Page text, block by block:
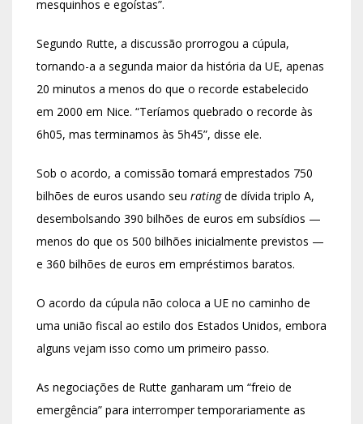
mesquinhos e egoístas”.
Segundo Rutte, a discussão prorrogou a cúpula,
tornando-a a segunda maior da história da UE, apenas
20 minutos a menos do que o recorde estabelecido
em 2000 em Nice. “Teríamos quebrado o recorde às
6h05, mas terminamos às 5h45”, disse ele.
Sob o acordo, a comissão tomará emprestados 750
bilhões de euros usando seu ratingde dívida triplo A,
desembolsando 390 bilhões de euros em subsídios —
menos do que os 500 bilhões inicialmente previstos —
e 360 bilhões de euros em empréstimos baratos.
O acordo da cúpula não coloca a UE no caminho de
uma união fiscal ao estilo dos Estados Unidos, embora
alguns vejam isso como um primeiro passo.
As negociações de Rutte ganharam um “freio de
emergência” para interromper temporariamente as